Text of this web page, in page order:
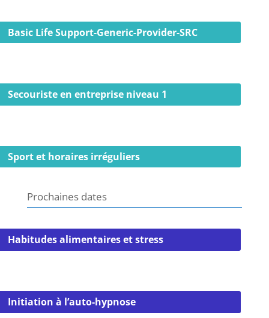
Basic Life Support-Generic-Provider-SRC
Secouriste en entreprise niveau 1
Sport et horaires irréguliers
Prochaines dates
Habitudes alimentaires et stress
Initiation à l’auto-hypnose